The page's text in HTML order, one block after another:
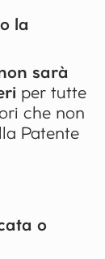
la
sarà
per tutte
che non
Patente
o